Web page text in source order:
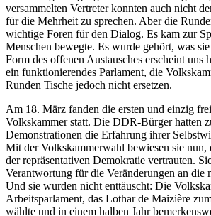
versammelten Vertreter konnten auch nicht
für die Mehrheit zu sprechen. Aber die
wichtige Foren für den Dialog. Es kam zur
Menschen bewegte. Es wurde gehört, was
Form des offenen Austausches erscheint uns
ein funktionierendes Parlament, die
Runden Tische jedoch nicht ersetzen.
Am 18. März fanden die ersten und einzig
Volkskammer statt. Die DDR-Bürger hatten
Demonstrationen die Erfahrung ihrer
Mit der Volkskammerwahl bewiesen sie nun,
der repräsentativen Demokratie vertrauten.
Verantwortung für die Veränderungen an die
Und sie wurden nicht enttäuscht: Die
Arbeitsparlament, das Lothar de Maizière
wählte und in einem halben Jahr